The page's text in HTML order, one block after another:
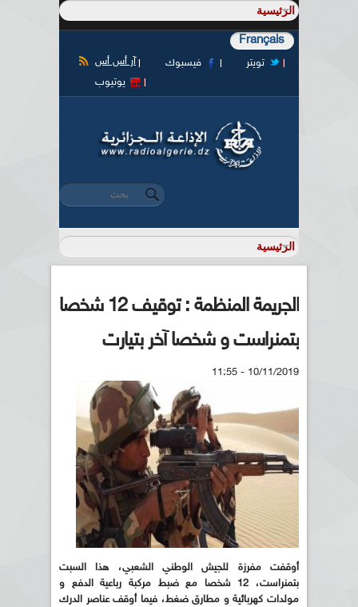
Français
آر أس أس فيسبوك
تويتر
يوتيوب
استمارة البحث
‏بحث ‏
الجريمة المنظمة : توقيف 12 شخصا
بتمنراست و شخصا آخر بتيارت
10/11/2019 - 11:55
أوقفت مفرزة للجيش الوطني الشعبي، هذا السبت
بتمنراست، 12 شخصا مع ضبط مركبة رباعية الدفع و
مولدات كهربائية و مطارق ضغط، فيما أوقف عناصر الدرك